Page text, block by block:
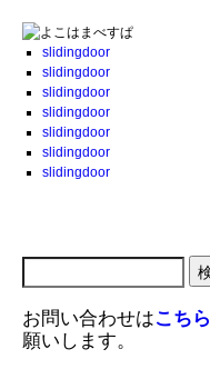
slidingdoor
slidingdoor
slidingdoor
slidingdoor
slidingdoor
slidingdoor
slidingdoor
お問い合わせはこちら
願いします。